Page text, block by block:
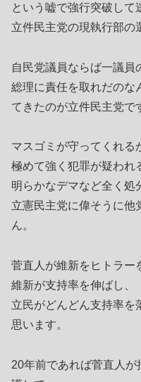
という嘘で強行突破して
立件民主党の現執行部の
自民党議員ならば一議員
総理に責任を取れだのな
てきたのが立件民主党で
マスゴミが守ってくれる
極めて強く犯罪が疑われ
明らかなデマなど全く処
立憲民主党に偉そうに他
ん。
菅直人が維新をヒトラー
維新が支持率を伸ばし、
立民がどんどん支持率を
思います。
20年前であれば菅直人